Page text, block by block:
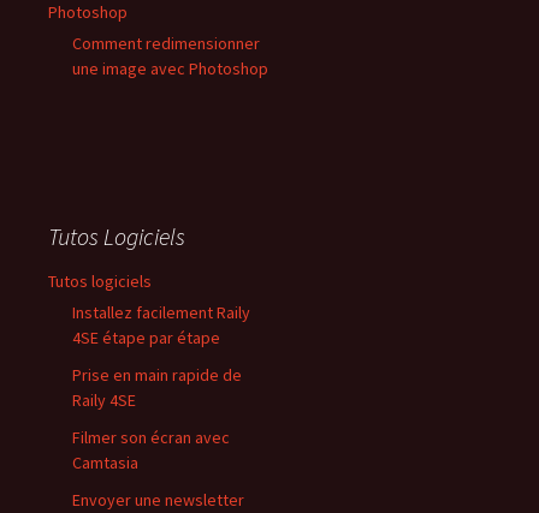
Photoshop
Comment redimensionner
une image avec Photoshop
Tutos Logiciels
Tutos logiciels
Installez facilement Raily
4SE étape par étape
Prise en main rapide de
Raily 4SE
Filmer son écran avec
Camtasia
Envoyer une newsletter